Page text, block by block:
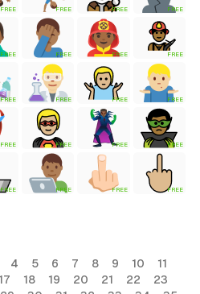
FREE FREE FREE FREE
FREE FREE FREE FREE
FREE FREE FREE FREE
FREE FREE FREE FREE
FREE FREE FREE FREE
4 5 6 7 8 9 10
11
17 18 19 20 21 22
23